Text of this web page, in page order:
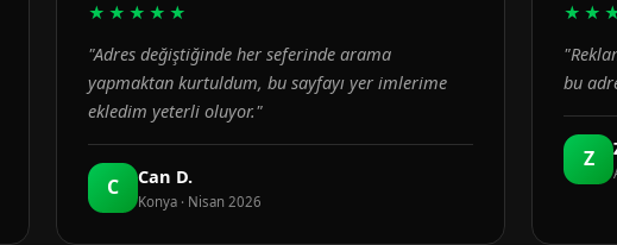
★★★★★
"Adres değiştiğinde her seferinde arama
yapmaktan kurtuldum, bu sayfayı yer imlerime
ekledim yeterli oluyor."
C Can D.
Konya · Nisan 2026
bu
Z